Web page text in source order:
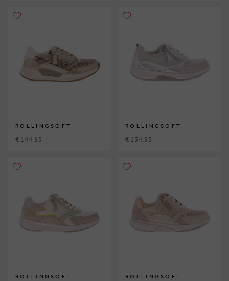
ROLLINGSOFT
€ 144,95
ROLLINGSOFT
€ 154,95
ROLLINGSOFT ROLLINGSOFT